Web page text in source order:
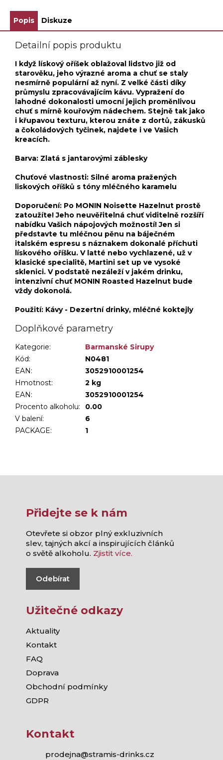
Popis
Diskuze
Detailní popis produktu
I když lískový oříšek oblažoval lidstvo již od
starověku, jeho výrazné aroma a chuť se staly
nesmírně populární až nyní. Z velké části díky
průmyslu zpracovávajícím kávu. Vypražení do
lahodné dokonalosti umocní jejich proměnlivou
chuť s mírně kouřovým nádechem. Stejně tak jako
i křupavou texturu, kterou znáte z dortů, zákusků
a čokoládových tyčinek, najdete i ve Vašich
kreacích.
Barva: Zlatá s jantarovými záblesky
Chuťové vlastnosti: Silné aroma pražených
liskových oříšků s tóny mléčného karamelu
Doporučení: Po MONIN Noisette Hazelnut prostě
zatoužíte! Jeho neuvěřitelná chuť viditelně rozšíří
nabídku Vašich nápojových možností! Jen si
představte tu mléčnou pěnu na báječném
italském espresu s náznakem dokonalé příchuti
lískového oříšku. V latté nebo vychlazené, už v
klasické specialitě, Martini set up ve vysoké
sklenici. V podstatě nezáleží v jakém drinku,
intenzivní chuť MONIN Roasted Hazelnut bude
vždy dokonolá.
Použití: Kávy - Dezertní drinky, mléčné koktejly
Doplňkové parametry
Kategorie:
Barmanské Sirupy
Kód:
N0481
EAN:
3052910001254
Hmotnost:
2 kg
EAN:
3052910001254
Procento alkoholu:
0.00
V balení:
6
PACKAGE: 1
Přidejte se k nám
Otevřete si obzor plný exkluzivních
slev, tajných akcí a inspirujících článků
o světě alkoholu. Zjistit více.
Odebírat
Užitečné odkazy
Aktuality
Kontakt
FAQ
Doprava
Obchodní podmínky
GDPR
Kontakt
prodejna@stramis-drinks.cz